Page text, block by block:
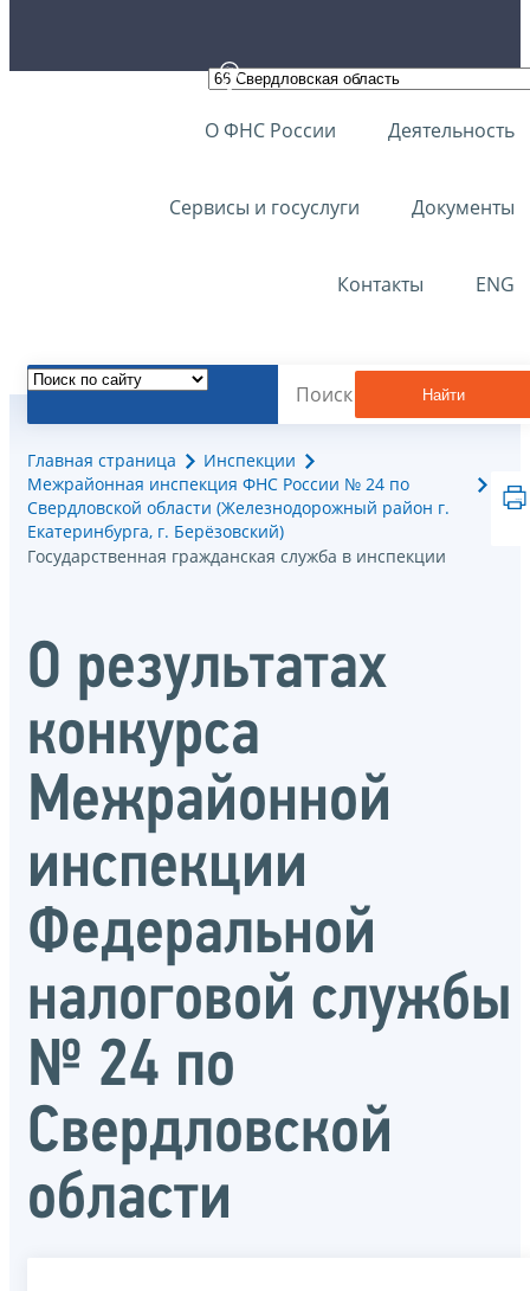
О ФНС России Деятельность
Сервисы и госуслуги Документы
Контакты ENG
Найти
Главная страница
Инспекции
Межрайонная инспекция ФНС России № 24 по
Свердловской области (Железнодорожный район г.
Екатеринбурга, г. Берёзовский)
Государственная гражданская служба в инспекции
О результатах
конкурса
Межрайонной
инспекции
Федеральной
налоговой службы
№ 24 по
Свердловской
области